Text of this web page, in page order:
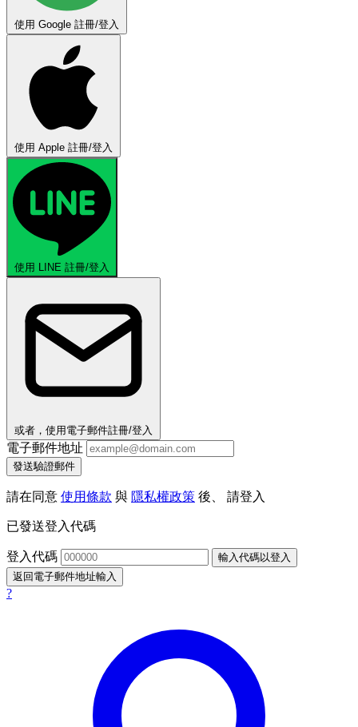
使用 Google 註冊/登入
使用 Apple 註冊/登入
使用 LINE 註冊/登入
或者，使用電子郵件註冊/登入
電子郵件地址
發送驗證郵件
請在同意 使用條款 與 隱私權政策 後、 請登入
已發送登入代碼
登入代碼
輸入代碼以登入
返回電子郵件地址輸入
?